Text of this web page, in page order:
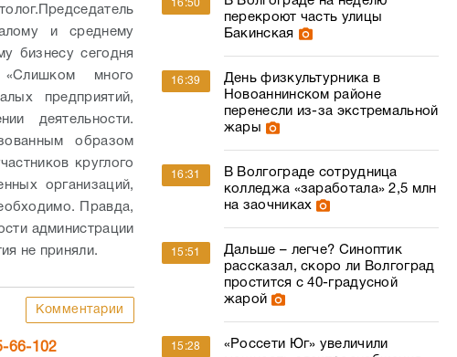
Председатель
и среднему
бизнесу сегодня
много
предприятий,
деятельности.
образом
круглого
организаций,
Правда,
администрации
не приняли.
Комментарии
66-102
16:50
перекроют часть улицы
Бакинская
16:39
День физкультурника в
Новоаннинском районе
перенесли из-за экстремальной
жары
16:31
В Волгограде сотрудница
колледжа «заработала» 2,5 млн
на заочниках
15:51
Дальше – легче? Синоптик
рассказал, скоро ли Волгоград
простится с 40-градусной
жарой
15:28
«Россети Юг» увеличили